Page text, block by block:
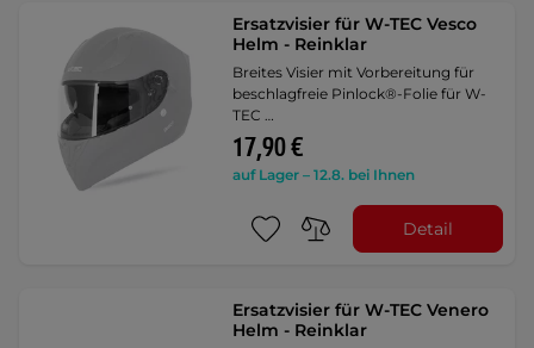
Ersatzvisier für W-TEC Vesco
Helm - Reinklar
Breites Visier mit Vorbereitung für
beschlagfreie Pinlock®-Folie für W-
TEC …
17,90 €
auf Lager – 12.8. bei Ihnen
Detail
Ersatzvisier für W-TEC Venero
Helm - Reinklar